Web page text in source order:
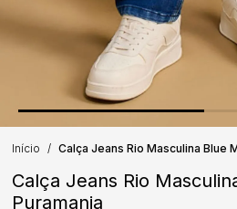
Início Calça Jeans Rio Masculina Blue
Calça Jeans Rio
Puramania